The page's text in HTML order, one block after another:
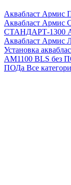
Аквабласт Армис
Аквабласт
СТАНДАРТ-1300
Аквабласт Армис
Установка
AM1100 BLS без
ПОДа Все